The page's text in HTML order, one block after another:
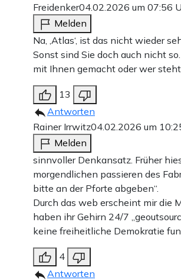
Freidenker04.02.2026 um 07:56
Melden
Na, ‚Atlas‘, ist das nicht wieder
Sonst sind Sie doch auch nicht
mit Ihnen gemacht oder wer
13
Antworten
Rainer Irrwitz04.02.2026 um
Melden
sinnvoller Denkansatz. Früher
morgendlichen passieren des
bitte an der Pforte abgeben“.
Durch das web erscheint mir die
haben ihr Gehirn 24/7
keine freiheitliche Demokratie
4
Antworten